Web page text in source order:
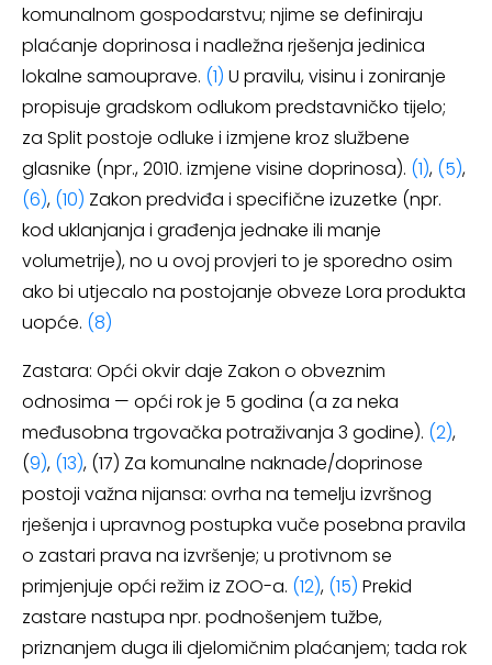
komunalnom gospodarstvu; njime se definiraju
plaćanje doprinosa i nadležna rješenja jedinica
lokalne samouprave. (1) U pravilu, visinu i zoniranje
propisuje gradskom odlukom predstavničko tijelo;
za Split postoje odluke i izmjene kroz službene
glasnike (npr., 2010. izmjene visine doprinosa). (1), (5),
(6), (10) Zakon predviđa i specifične izuzetke (npr.
kod uklanjanja i građenja jednake ili manje
volumetrije), no u ovoj provjeri to je sporedno osim
ako bi utjecalo na postojanje obveze Lora produkta
uopće. (8)
Zastara: Opći okvir daje Zakon o obveznim
odnosima — opći rok je 5 godina (a za neka
međusobna trgovačka potraživanja 3 godine). (2),
(9), (13), (17) Za komunalne naknade/doprinose
postoji važna nijansa: ovrha na temelju izvršnog
rješenja i upravnog postupka vuče posebna pravila
o zastari prava na izvršenje; u protivnom se
primjenjuje opći režim iz ZOO-a. (12), (15) Prekid
zastare nastupa npr. podnošenjem tužbe,
priznanjem duga ili djelomičnim plaćanjem; tada rok